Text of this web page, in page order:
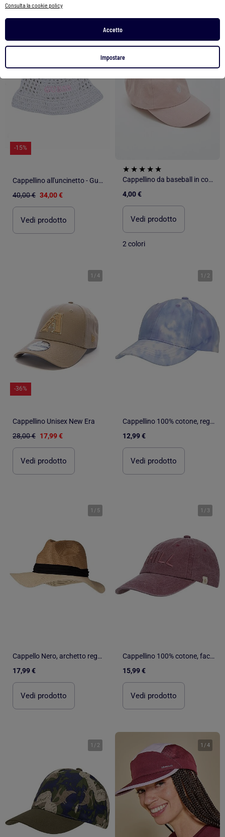
Consulta la cookie policy
Accetto
Impostare
-15%
Cappellino all'uncinetto - Guess kids
40,00 € 34,00 €
Vedi prodotto
Cappellino da baseball in cotone
4,00 €
Vedi prodotto
2 colori
1 /4
-36%
Cappellino Unisex New Era
28,00 € 17,99 €
Vedi prodotto
1 / 2
Cappellino 100% cotone, regolabile, motivo stampato bambina Isotoner
12,99 €
Vedi prodotto
1 / 5
Cappello Nero, archetto regolabile donna Isotoner
17,99 €
Vedi prodotto
1 / 3
Cappellino 100% cotone, facilmente regolabile, da 57 a 59 cm, unisex unisex adulto Isotoner
15,99 €
Vedi prodotto
1 / 2 1 /4